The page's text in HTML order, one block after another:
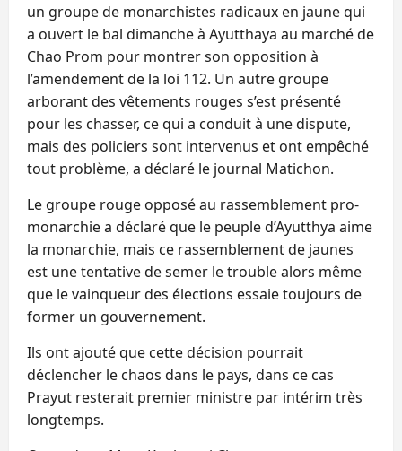
un groupe de monarchistes radicaux en jaune qui
a ouvert le bal dimanche à Ayutthaya au marché de
Chao Prom pour montrer son opposition à
l’amendement de la loi 112. Un autre groupe
arborant des vêtements rouges s’est présenté
pour les chasser, ce qui a conduit à une dispute,
mais des policiers sont intervenus et ont empêché
tout problème, a déclaré le journal Matichon.
Le groupe rouge opposé au rassemblement pro-
monarchie a déclaré que le peuple d’Ayutthya aime
la monarchie, mais ce rassemblement de jaunes
est une tentative de semer le trouble alors même
que le vainqueur des élections essaie toujours de
former un gouvernement.
Ils ont ajouté que cette décision pourrait
déclencher le chaos dans le pays, dans ce cas
Prayut resterait premier ministre par intérim très
longtemps.